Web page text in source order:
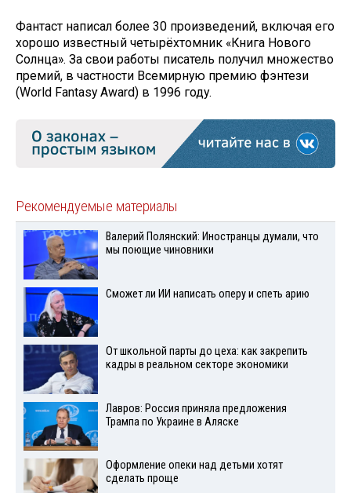
Фантаст написал более 30 произведений, включая его
хорошо известный четырёхтомник «Книга Нового
Солнца». За свои работы писатель получил множество
премий, в частности Всемирную премию фэнтези
(World Fantasy Award) в 1996 году.
Рекомендуемые материалы
Валерий Полянский: Иностранцы думали, что
мы поющие чиновники
Сможет ли ИИ написать оперу и спеть арию
От школьной парты до цеха: как закрепить
кадры в реальном секторе экономики
Лавров: Россия приняла предложения
Трампа по Украине в Аляске
Оформление опеки над детьми хотят
сделать проще